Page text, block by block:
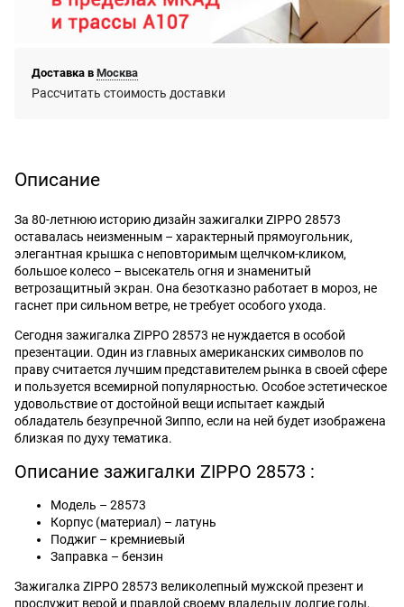
Доставка в Москва
Рассчитать стоимость доставки
Описание
За 80-летнюю историю дизайн зажигалки ZIPPO 28573
оставалась неизменным – характерный прямоугольник,
элегантная крышка с неповторимым щелчком-кликом,
большое колесо – высекатель огня и знаменитый
ветрозащитный экран. Она безотказно работает в мороз, не
гаснет при сильном ветре, не требует особого ухода.
Сегодня зажигалка ZIPPO 28573 не нуждается в особой
презентации. Один из главных американских символов по
праву считается лучшим представителем рынка в своей сфере
и пользуется всемирной популярностью. Особое эстетическое
удовольствие от достойной вещи испытает каждый
обладатель безупречной Зиппо, если на ней будет изображена
близкая по духу тематика.
Описание зажигалки ZIPPO 28573 :
Модель – 28573
Корпус (материал) – латунь
Поджиг – кремниевый
Заправка – бензин
Зажигалка ZIPPO 28573 великолепный мужской презент и
прослужит верой и правдой своему владельцу долгие годы,